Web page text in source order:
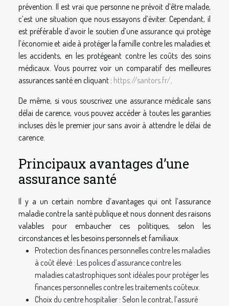
prévention. Il est vrai que personne ne prévoit d’être malade,
c’est une situation que nous essayons d’éviter. Cependant, il
est préférable d’avoir le soutien d’une assurance qui protège
l’économie et aide à protéger la famille contre les maladies et
les accidents, en les protégeant contre les coûts des soins
médicaux. Vous pourrez voir un comparatif des meilleures
assurances santé en cliquant : https://santors.fr/
De même, si vous souscrivez une assurance médicale sans
délai de carence, vous pouvez accéder à toutes les garanties
incluses dès le premier jour sans avoir à attendre le délai de
carence.
Principaux avantages d’une
assurance santé
Il y a un certain nombre d’avantages qui ont l’assurance
maladie contre la santé publique et nous donnent des raisons
valables pour embaucher ces politiques, selon les
circonstances et les besoins personnels et familiaux.
Protection des finances personnelles contre les maladies
à coût élevé : Les polices d’assurance contre les
maladies catastrophiques sont idéales pour protéger les
finances personnelles contre les traitements coûteux.
Choix du centre hospitalier : Selon le contrat, l’assuré